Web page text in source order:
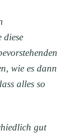
diese
wie es dann
alles so
gut